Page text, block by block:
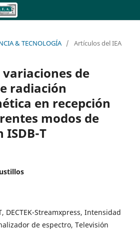
& TECNOLOGÍA / Artículos del IEA
variaciones de
radiación
en recepción
modos de
ISDB-T
DECTEK-Streamxpress, Intensidad
de espectro, Televisión